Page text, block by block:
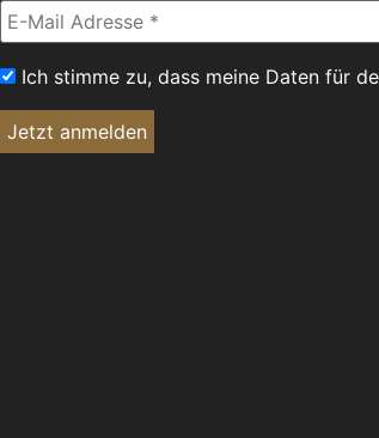
Ich stimme zu, dass meine Daten für